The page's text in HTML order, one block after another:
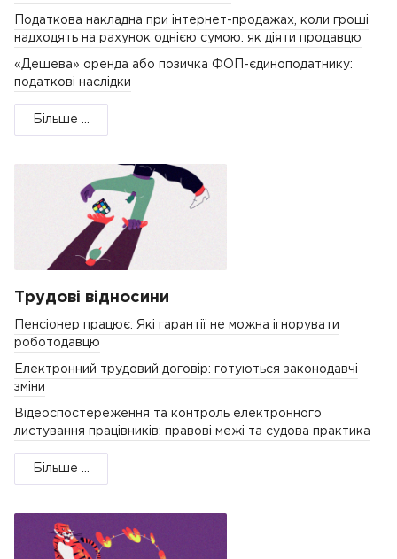
Податкова накладна при інтернет-продажах, коли гроші
надходять на рахунок однією сумою: як діяти продавцю
«Дешева» оренда або позичка ФОП-єдиноподатнику:
податкові наслідки
Більше ...
Трудові відносини
Пенсіонер працює: Які гарантії не можна ігнорувати
роботодавцю
Електронний трудовий договір: готуються законодавчі
зміни
Відеоспостереження та контроль електронного
листування працівників: правові межі та судова практика
Більше ...